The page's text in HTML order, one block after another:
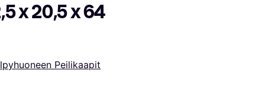
x 20,5 x 64
Peilikaapit